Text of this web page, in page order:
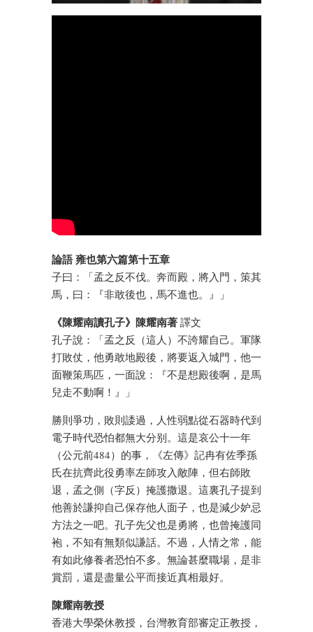
論語 雍也第六篇第十五章
子曰：「孟之反不伐。奔而殿，將入門，策其
馬，曰：『非敢後也，馬不進也。』」
《陳耀南讀孔子》陳耀南著 譯文
孔子說：「孟之反（這人）不誇耀自己。軍隊
打敗仗，他勇敢地殿後，將要返入城門，他一
面鞭策馬匹，一面說：『不是想殿後啊，是馬
兒走不動啊！』」
勝則爭功，敗則諉過，人性弱點從石器時代到
電子時代恐怕都無大分别。這是哀公十一年
（公元前484）的事，《左傳》記冉有佐季孫
氏在抗齊此役勇率左師攻入敵陣，但右師敗
退，孟之側（字反）掩護撒退。這裏孔子提到
他善於謙抑自己保存他人面子，也是減少妒忌
方法之一吧。孔子先父也是勇將，也曾掩護同
袍，不知有無類似謙話。不過，人情之常，能
有如此修養者恐怕不多。無論甚麼職場，是非
賞罰，還是盡量公平而接近真相最好。
陳耀南教授
香港大學榮休教授，台灣教育部審定正教授，